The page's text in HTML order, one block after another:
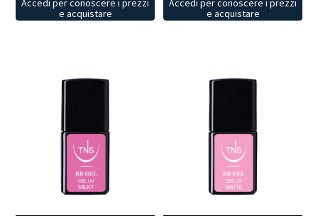
Accedi per conoscere i prezzi
e acquistare
Accedi per conoscere i prezzi
e acquistare